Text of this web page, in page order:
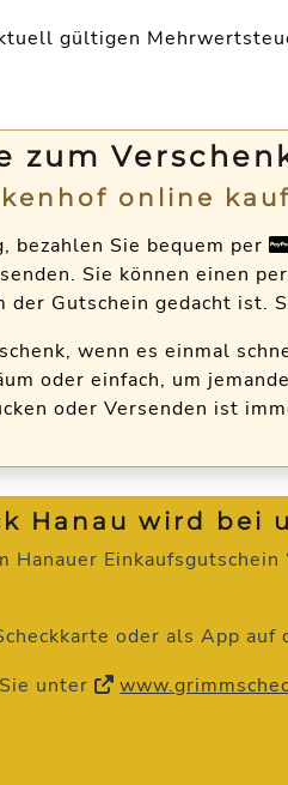
gültigen
zum
online
bezahlen Sie bequem per
Sie können einen
der Gutschein gedacht ist.
wenn es einmal
oder einfach, um
oder Versenden ist
Hanau wird bei
oder als App auf
unter